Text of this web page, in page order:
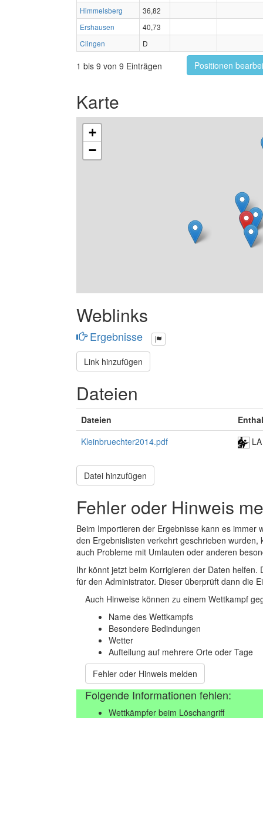
Himmelsberg
36,82
Ershausen
40,73
Clingen
D
1 bis 9 von 9 Einträgen Positionen
Karte
+
−
Weblinks
Ergebnisse
Link hinzufügen
Dateien
Dateien
Kleinbruechter2014.pdf
Datei hinzufügen
Fehler oder Hinweis
Beim Importieren der Ergebnisse kann es
den Ergebnislisten verkehrt geschrieben
auch Probleme mit Umlauten oder anderen
Ihr könnt jetzt beim Korrigieren der Daten
für den Administrator. Dieser überprüft dann die
Auch Hinweise können zu einem Wettkampf
Name des Wettkampfs
Besondere Bedindungen
Wetter
Aufteilung auf mehrere Orte oder Tage
Fehler oder Hinweis melden
Folgende Informationen fehlen:
Wettkämpfer beim Löschangriff